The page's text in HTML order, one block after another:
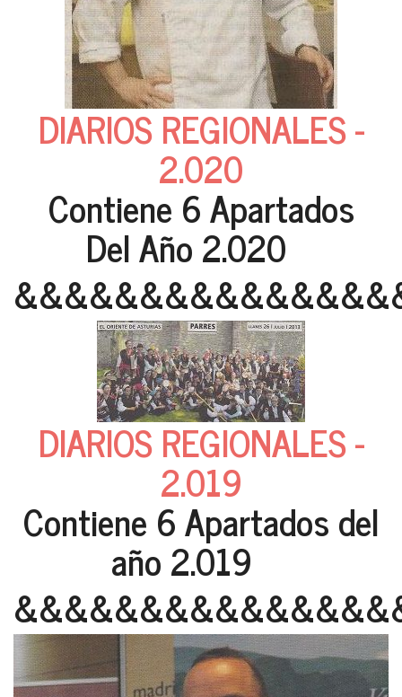
DIARIOS REGIONALES -
2.020
Contiene 6 Apartados
Del Año 2.020
DIARIOS REGIONALES -
2.019
Contiene 6 Apartados del
año 2.019